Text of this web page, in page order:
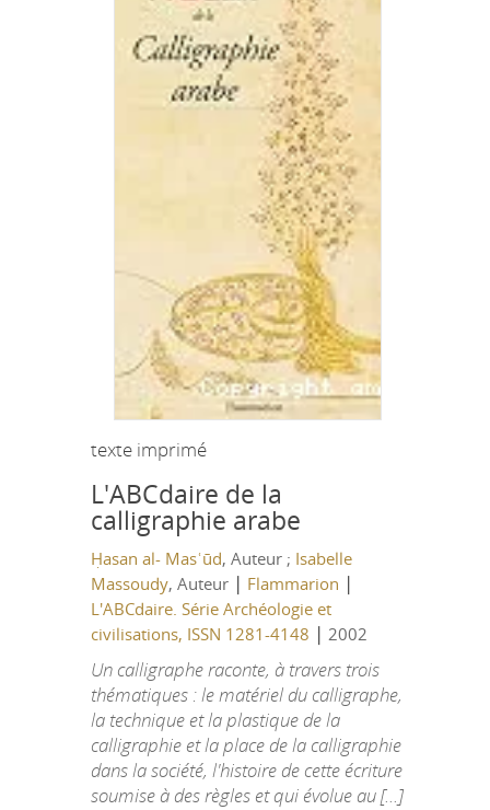
texte imprimé
L'ABCdaire de la
calligraphie arabe
Ḥasan al- Masʿūd, Auteur ; Isabelle
Massoudy, Auteur | Flammarion |
L'ABCdaire. Série Archéologie et
civilisations, ISSN 1281-4148 | 2002
Un calligraphe raconte, à travers trois
thématiques : le matériel du calligraphe,
la technique et la plastique de la
calligraphie et la place de la calligraphie
dans la société, l'histoire de cette écriture
soumise à des règles et qui évolue au [...]